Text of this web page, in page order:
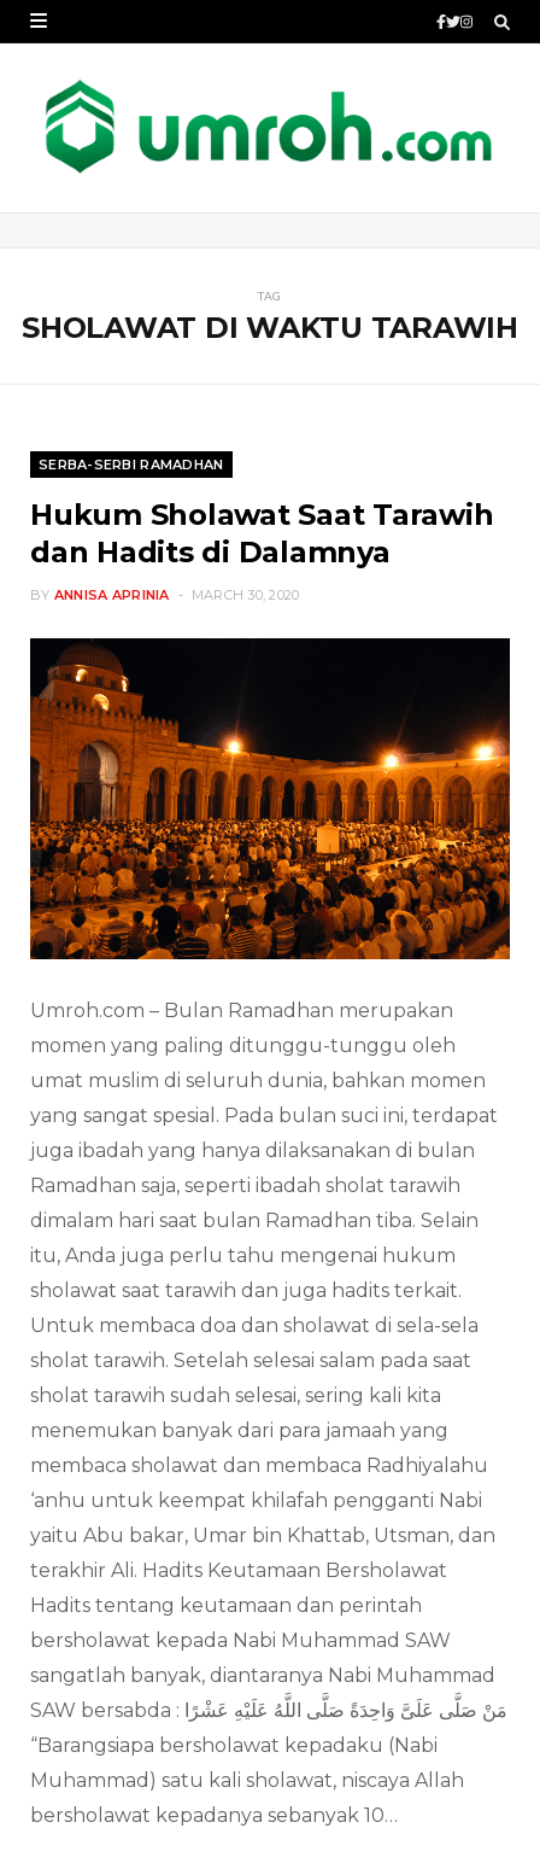
TAG
SHOLAWAT DI WAKTU TARAWIH
SERBA-SERBI RAMADHAN
Hukum Sholawat Saat Tarawih
dan Hadits di Dalamnya
BY ANNISA APRINIA MARCH 30, 2020
Umroh.com – Bulan Ramadhan merupakan
momen yang paling ditunggu-tunggu oleh
umat muslim di seluruh dunia, bahkan momen
yang sangat spesial. Pada bulan suci ini, terdapat
juga ibadah yang hanya dilaksanakan di bulan
Ramadhan saja, seperti ibadah sholat tarawih
dimalam hari saat bulan Ramadhan tiba. Selain
itu, Anda juga perlu tahu mengenai hukum
sholawat saat tarawih dan juga hadits terkait.
Untuk membaca doa dan sholawat di sela-sela
sholat tarawih. Setelah selesai salam pada saat
sholat tarawih sudah selesai, sering kali kita
menemukan banyak dari para jamaah yang
membaca sholawat dan membaca Radhiyalahu
‘anhu untuk keempat khilafah pengganti Nabi
yaitu Abu bakar, Umar bin Khattab, Utsman, dan
terakhir Ali. Hadits Keutamaan Bersholawat
Hadits tentang keutamaan dan perintah
bersholawat kepada Nabi Muhammad SAW
sangatlah banyak, diantaranya Nabi Muhammad
SAW bersabda : مَنْ صَلَّى عَلَىَّ وَاحِدَةً صَلَّى اللَّهُ عَلَيْهِ عَشْرًا
“Barangsiapa bersholawat kepadaku (Nabi
Muhammad) satu kali sholawat, niscaya Allah
bersholawat kepadanya sebanyak 10…